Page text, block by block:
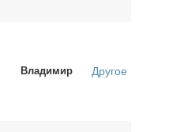
Владимир Другое